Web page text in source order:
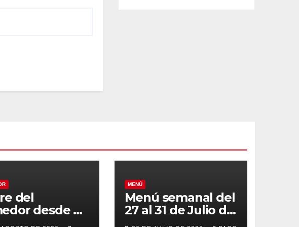
del
desde el
de Agosto
MENÚ
Menú semanal del
27 al 31 de Julio de
2026